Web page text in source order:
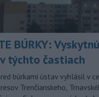
BÚRKY:
týchto častiach
búrkami ústav vyhlásil v
Trenčianskeho,